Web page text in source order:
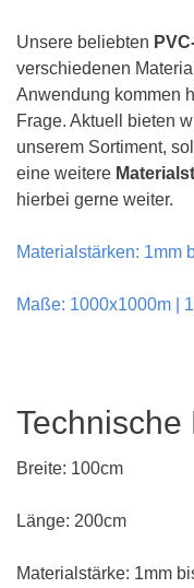
Unsere beliebten
verschiedenen
Anwendung kommen
Frage. Aktuell bieten
unserem Sortiment,
eine weitere
hierbei gerne weiter.
Materialstärken: 1mm
Maße: 1000x1000m |
Technische
Breite: 100cm
Länge: 200cm
Materialstärke: 1mm